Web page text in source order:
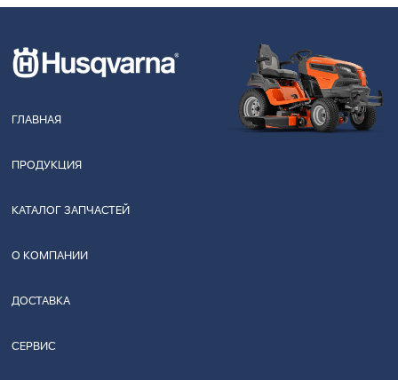
ГЛАВНАЯ
ПРОДУКЦИЯ
КАТАЛОГ ЗАПЧАСТЕЙ
О КОМПАНИИ
ДОСТАВКА
СЕРВИС